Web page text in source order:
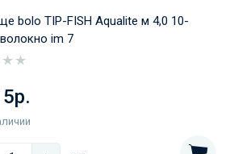
bolo TIP-FISH Aqualite м 4,0 10-
im 7